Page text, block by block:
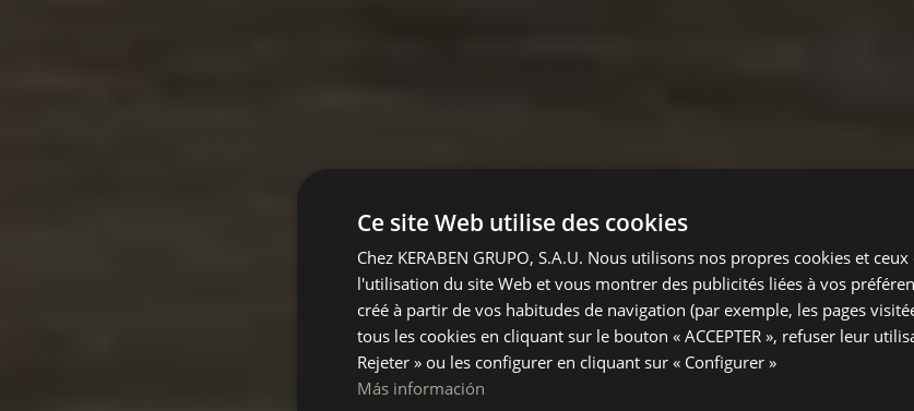
Ce site Web utilise des cookies
Chez KERABEN GRUPO, S.A.U. Nous utilisons nos propres cookies et
l'utilisation du site Web et vous montrer des publicités liées à vos
créé à partir de vos habitudes de navigation (par exemple, les pages
tous les cookies en cliquant sur le bouton « ACCEPTER », refuser leur
Rejeter » ou les configurer en cliquant sur « Configurer »
Más información